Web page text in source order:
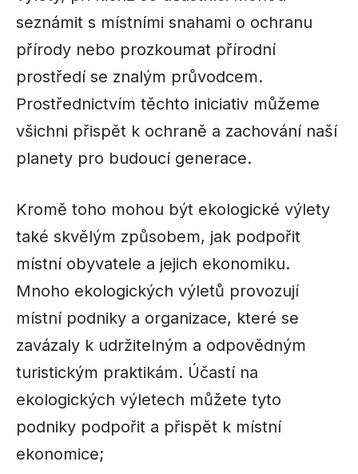
seznámit s místními snahami o ochranu
přírody nebo prozkoumat přírodní
prostředí se znalým průvodcem.
Prostřednictvím těchto iniciativ můžeme
všichni přispět k ochraně a zachování naší
planety pro budoucí generace.
Kromě toho mohou být ekologické výlety
také skvělým způsobem, jak podpořit
místní obyvatele a jejich ekonomiku.
Mnoho ekologických výletů provozují
místní podniky a organizace, které se
zavázaly k udržitelným a odpovědným
turistickým praktikám. Účastí na
ekologických výletech můžete tyto
podniky podpořit a přispět k místní
ekonomice;